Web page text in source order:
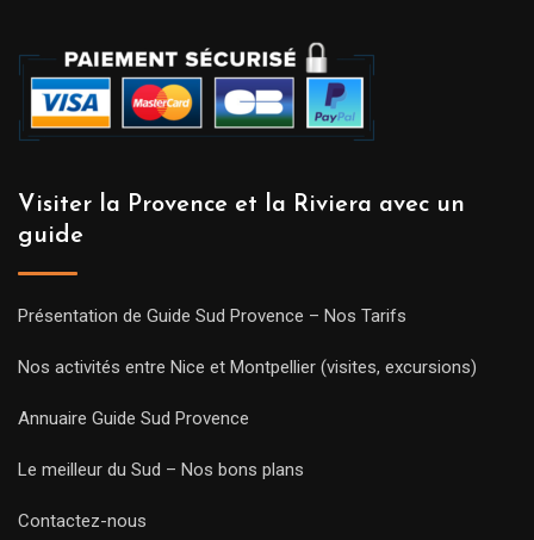
Visiter la Provence et la Riviera avec un
guide
Présentation de Guide Sud Provence – Nos Tarifs
Nos activités entre Nice et Montpellier (visites, excursions)
Annuaire Guide Sud Provence
Le meilleur du Sud – Nos bons plans
Contactez-nous